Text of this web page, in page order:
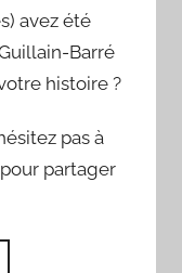
avez été
Barré
histoire ?
pas à
pour partager